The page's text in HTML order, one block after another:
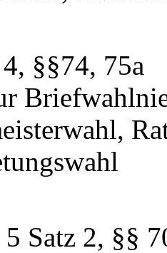
§§74, 75a
Satz 2, §§